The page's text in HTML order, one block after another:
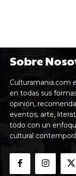
Sobre
Culturamania.com
en todas sus
opinión,
eventos, arte,
todo con un
cultural